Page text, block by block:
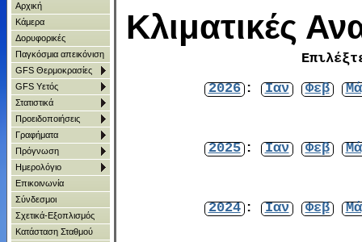
Αρχική
Κάμερα
Δορυφορικές
Παγκόσμια απεικόνιση
GFS Θερμοκρασίες
GFS Υετός
Στατιστικά
Προειδοποιήσεις
Γραφήματα
Πρόγνωση
Ημερολόγιο
Επικοινωνία
Σύνδεσμοι
Σχετικά-Εξοπλισμός
Κατάσταση Σταθμού
Κλιματικές
2026 : Ιαν Φεβ
2025 : Ιαν Φεβ
2024 : Ιαν Φεβ